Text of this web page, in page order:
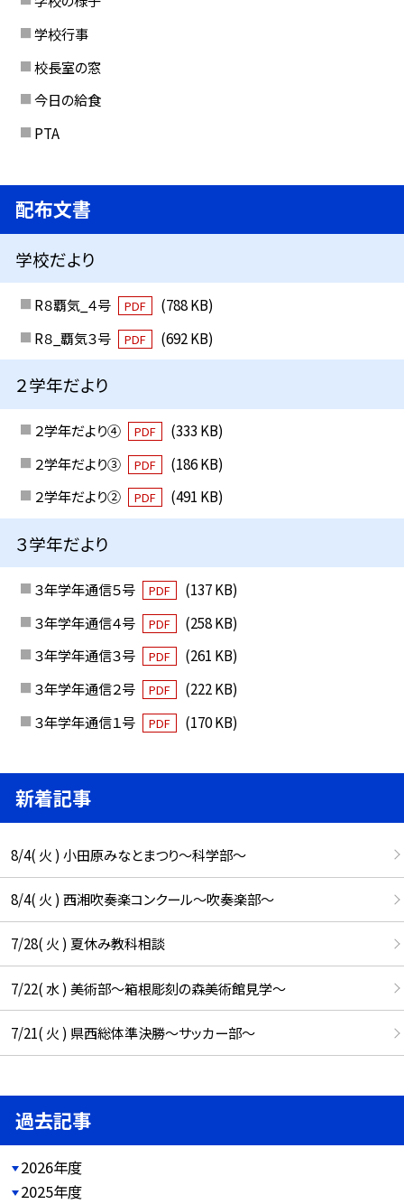
学校行事
校長室の窓
今日の給食
PTA
配布文書
学校だより
R８覇気_４号 PDF
(788 KB)
R８_覇気３号
PDF (692 KB)
２学年だより
２学年だより④ PDF
(333 KB)
２学年だより③
PDF
(186 KB)
２学年だより②
PDF (491 KB)
３学年だより
３年学年通信５号 PDF
(137 KB)
３年学年通信４号
PDF
(258 KB)
３年学年通信３号
PDF
(261 KB)
３年学年通信２号
PDF
(222 KB)
３年学年通信１号
PDF (170 KB)
新着記事
8/4( 火 ) 小田原みなとまつり～科学部～
8/4( 火 ) 西湘吹奏楽コンクール～吹奏楽部～
7/28( 火 ) 夏休み教科相談
7/22( 水 ) 美術部～箱根彫刻の森美術館見学～
7/21( 火 ) 県西総体準決勝～サッカー部～
過去記事
2026年度
2025年度